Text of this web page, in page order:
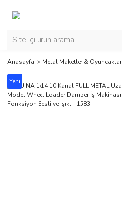
Anasayfa Metal Maketler & Oyuncaklar
Yeni